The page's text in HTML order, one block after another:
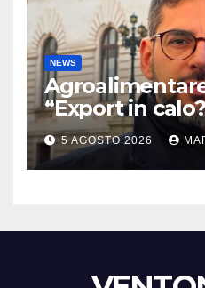
NEWS
“Export in
prezzo
e Italia con
5 AGOSTO 2026